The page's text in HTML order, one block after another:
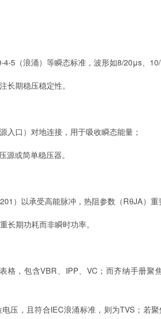
5（浪涌）等瞬态标准，波形如8/20μs、10/
长期稳压稳定性。
入口）对地连接，用于吸收瞬态能量；
或简单稳压器。
）以承受高能脉冲，热阻参数（RθJA）重
长期功耗而非瞬时功率。
格，包含VBR、IPP、VC；而齐纳手册聚
压，且符合IEC浪涌标准，则为TVS；若聚